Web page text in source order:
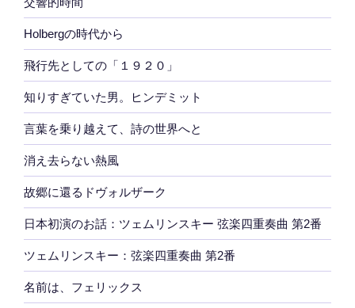
Holbergの時代から
飛行先としての「１９２０」
知りすぎていた男。ヒンデミット
言葉を乗り越えて、詩の世界へと
消え去らない熱風
故郷に還るドヴォルザーク
日本初演のお話：ツェムリンスキー 弦楽四重奏曲 第2番
ツェムリンスキー：弦楽四重奏曲 第2番
名前は、フェリックス